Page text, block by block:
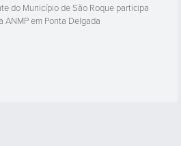
do Município de São Roque participa
ANMP em Ponta Delgada